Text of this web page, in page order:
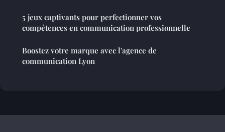
5 jeux captivants pour perfectionner vos
compétences en communication professionnelle
Boostez votre marque avec l'agence de
communication Lyon